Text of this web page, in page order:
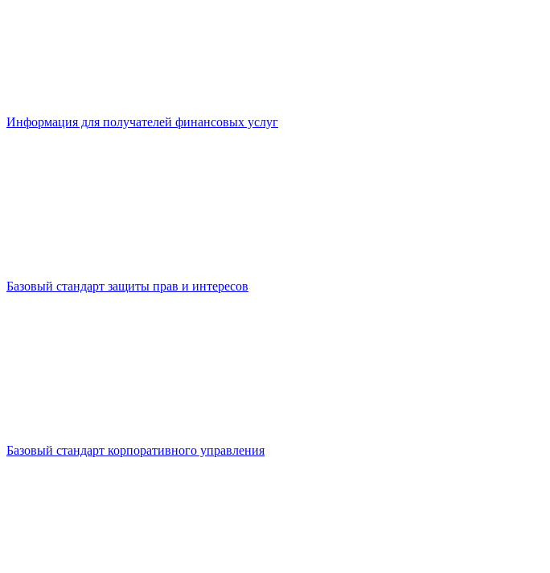
Информация для получателей финансовых услуг
Базовый стандарт защиты прав и интересов
Базовый стандарт корпоративного управления